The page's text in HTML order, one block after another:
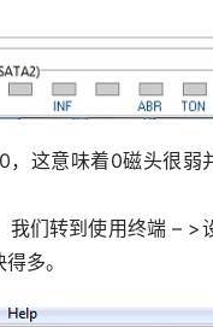
，这意味着0磁头很弱
们转到使用终端 –
多。